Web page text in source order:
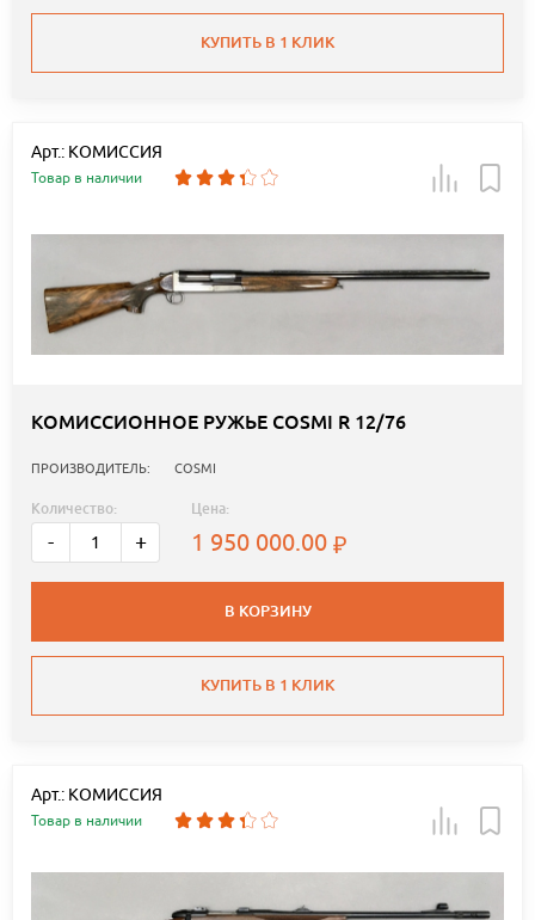
КУПИТЬ В 1 КЛИК
Арт.: КОМИССИЯ
Товар в наличии
КОМИССИОННОЕ РУЖЬЕ COSMI R 12/76
ПРОИЗВОДИТЕЛЬ: COSMI
Количество:
- +
Цена:
1 950 000.00
В КОРЗИНУ
КУПИТЬ В 1 КЛИК
Арт.: КОМИССИЯ
Товар в наличии